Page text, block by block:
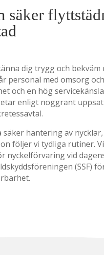
säker
dig trygg och bekväm
personal med omsorg
och en hög
enligt noggrant
hantering av
följer vi tydliga rutiner.
nyckelförvaring vid
(SSF)